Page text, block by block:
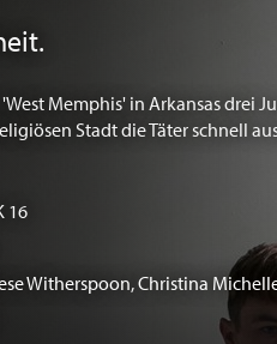
Memphis' in Arkansas drei
Stadt die Täter schnell
16
Witherspoon,Christina